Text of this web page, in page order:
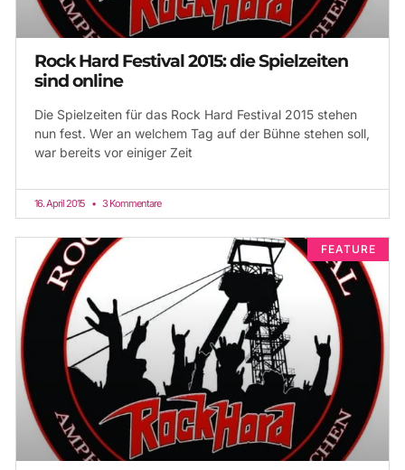
Rock Hard Festival 2015: die Spielzeiten
sind online
Die Spielzeiten für das Rock Hard Festival 2015 stehen
nun fest. Wer an welchem Tag auf der Bühne stehen soll,
war bereits vor einiger Zeit
16. April 2015 3 Kommentare
FEATURE